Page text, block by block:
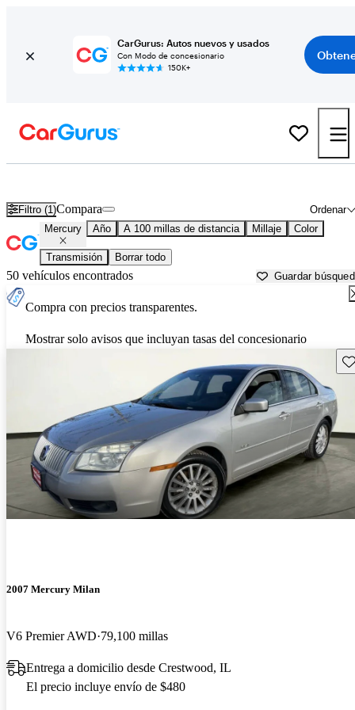
CarGurus: Autos nuevos y usados
Con Modo de concesionario
150K+
Filtro (1) Ordenar
Compara
Mercury Año A 100 millas de distancia Millaje Color
Transmisión Borrar todo
50 vehículos encontrados Guardar
Compra con precios transparentes.
Mostrar solo avisos que incluyan tasas del concesionario
2007 Mercury Milan
V6 Premier AWD 79,100 millas
Entrega a domicilio desde Crestwood, IL
El precio incluye envío de $480